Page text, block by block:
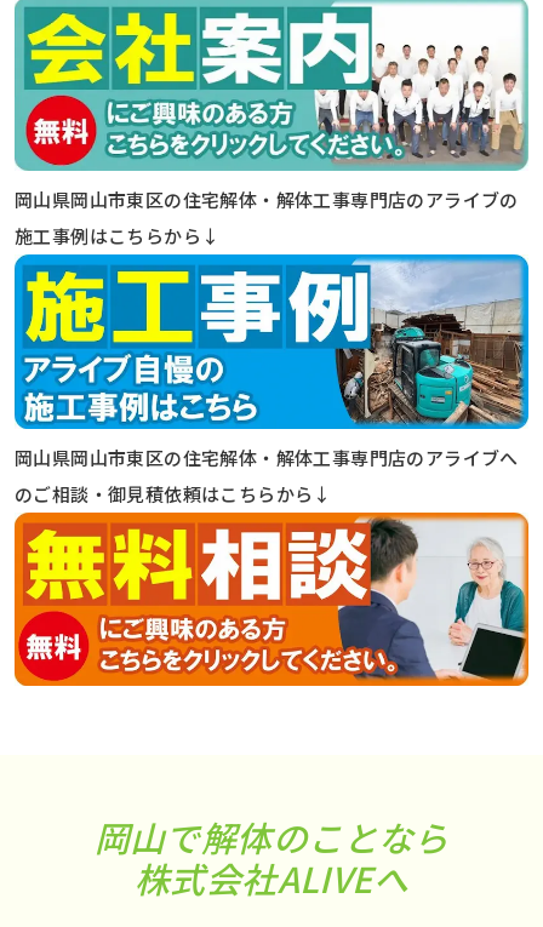
岡山県岡山市東区の住宅解体・解体工事専門店のアライブの
施工事例はこちらから↓
岡山県岡山市東区の住宅解体・解体工事専門店のアライブへ
のご相談・御見積依頼はこちらから↓
岡山で解体のことなら
株式会社ALIVEへ